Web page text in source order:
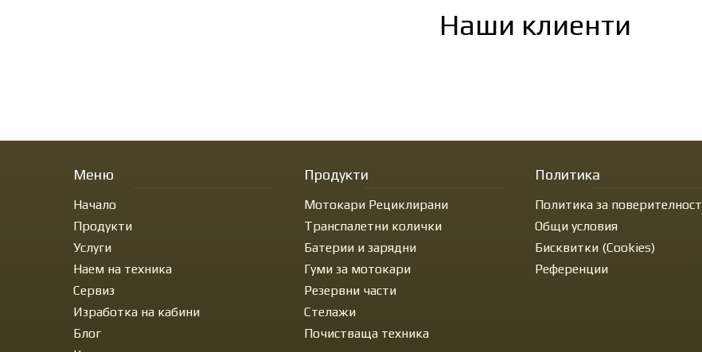
Наши клиенти
Меню
Начало
Продукти
Услуги
Наем на техника
Сервиз
Изработка на кабини
Блог
Продукти
Мотокари Рециклирани
Транспалетни колички
Батерии и зарядни
Гуми за мотокари
Резервни части
Стелажи
Почистваща техника
Политика
Политика за поверителност
Общи условия
Бисквитки (Cookies)
Референции